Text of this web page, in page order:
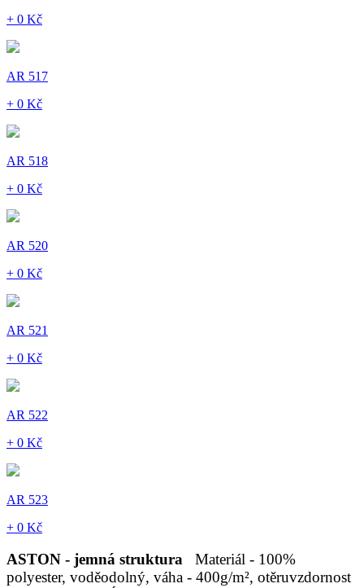
+ 0 Kč
AR 517
+ 0 Kč
AR 518
+ 0 Kč
AR 520
+ 0 Kč
AR 521
+ 0 Kč
AR 522
+ 0 Kč
AR 523
+ 0 Kč
ASTON - jemná struktura
Materiál - 100%
polyester, voděodolný, váha - 400g/m², otěruvzdornost